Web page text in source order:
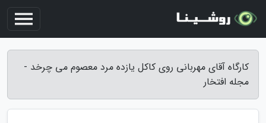
کارگاه آقای مهربانی روی کاکل یازده مرد معصوم می چرخد -
مجله افتخار